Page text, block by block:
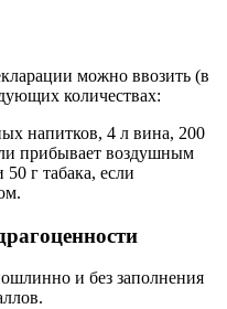
можно ввозить (в
количествах:
напитков, 4 л вина, 200
прибывает воздушным
г табака, если
и без заполнения